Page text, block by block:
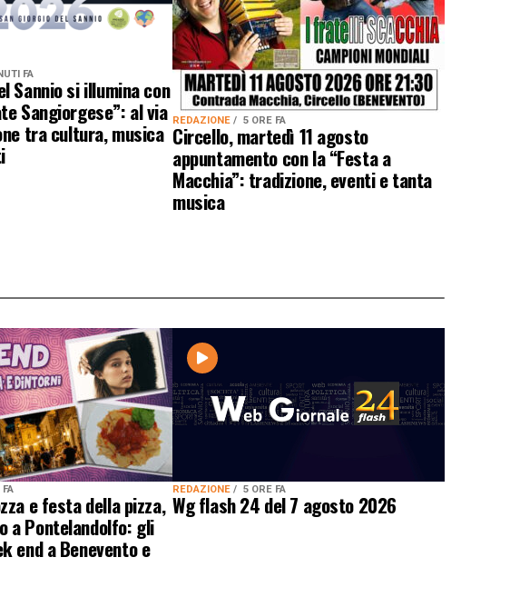
FA
Sannio si illumina con
Sangiorgese”: al via
tra cultura, musica REDAZIONE 5 ORE FA
Circello, martedì 11 agosto
appuntamento con la “Festa a
Macchia”: tradizione, eventi e tanta
musica
e festa della pizza,
a Pontelandolfo: gli
end a Benevento e
REDAZIONE 5 ORE FA
Wg flash 24 del 7 agosto 2026